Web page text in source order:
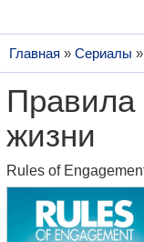
Главная » Сериалы »
Правила
жизни
Rules of